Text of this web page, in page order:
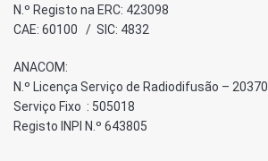
N.º Registo na ERC: 423098
CAE: 60100 / SIC: 4832
ANACOM:
N.º Licença Serviço de Radiodifusão – 20370
Serviço Fixo : 505018
Registo INPI N.º 643805